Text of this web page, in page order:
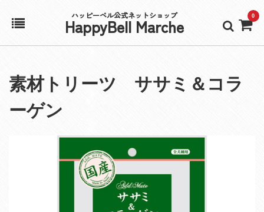
ハッピーベル公式ネットショップ
HappyBell Marche 0
アカウント
カート
素材トリーツ ササミ＆コラ
ーゲン